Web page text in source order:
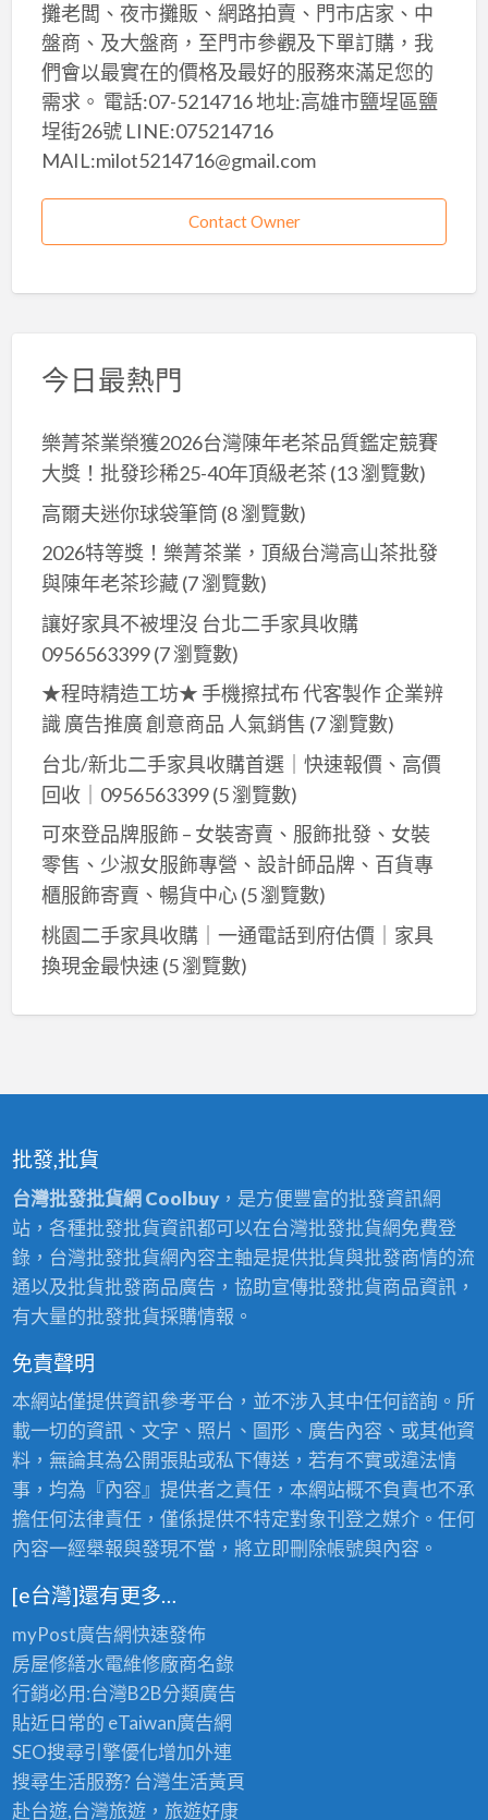
攤老闆、夜市攤販、網路拍賣、門市店家、中
盤商、及大盤商，至門市參觀及下單訂購，我
們會以最實在的價格及最好的服務來滿足您的
需求。 電話:07-5214716 地址:高雄市鹽埕區鹽
埕街26號 LINE:075214716
MAIL:milot5214716@gmail.com
Contact Owner
今日最熱門
樂菁茶業榮獲2026台灣陳年老茶品質鑑定競賽
大獎！批發珍稀25-40年頂級老茶 (13 瀏覽數)
高爾夫迷你球袋筆筒(8 瀏覽數)
2026特等獎！樂菁茶業，頂級台灣高山茶批發
與陳年老茶珍藏(7 瀏覽數)
讓好家具不被埋沒 台北二手家具收購
0956563399(7 瀏覽數)
★程時精造工坊★ 手機擦拭布 代客製作 企業辨
識 廣告推廣 創意商品 人氣銷售 (7 瀏覽數)
台北/新北二手家具收購首選｜快速報價、高價
回收｜0956563399(5 瀏覽數)
可來登品牌服飾 – 女裝寄賣、服飾批發、女裝
零售、少淑女服飾專營、設計師品牌、百貨專
櫃服飾寄賣、暢貨中心(5 瀏覽數)
桃園二手家具收購｜一通電話到府估價｜家具
換現金最快速 (5 瀏覽數)
批發,批貨
台灣批發批貨網 Coolbuy，是方便豐富的批發資訊網
站，各種批發批貨資訊都可以在台灣批發批貨網免費登
錄，台灣批發批貨網內容主軸是提供批貨與批發商情的流
通以及批貨批發商品廣告，協助宣傳批發批貨商品資訊，
有大量的批發批貨採購情報。
免責聲明
本網站僅提供資訊參考平台，並不涉入其中任何諮詢。所
載一切的資訊、文字、照片、圖形、廣告內容、或其他資
料，無論其為公開張貼或私下傳送，若有不實或違法情
事，均為『內容』提供者之責任，本網站概不負責也不承
擔任何法律責任，僅係提供不特定對象刊登之媒介。任何
內容一經舉報與發現不當，將立即刪除帳號與內容。
[e台灣]還有更多…
myPost廣告網快速發佈
房屋修繕水電維修廠商名錄
行銷必用:台灣B2B分類廣告
貼近日常的 eTaiwan廣告網
SEO搜尋引擎優化增加外連
搜尋生活服務? 台灣生活黃頁
赴台遊,台灣旅遊，旅遊好康